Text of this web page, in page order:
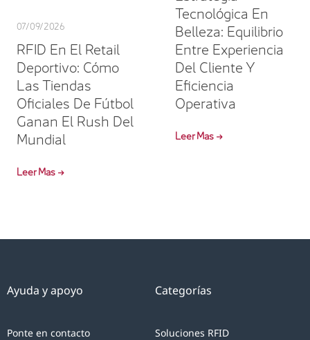
Tecnológica En
Belleza: Equilibrio
Entre Experiencia
Del Cliente Y
Eficiencia
Operativa
Leer Mas →
07/09/2026
RFID En El Retail
Deportivo: Cómo
Las Tiendas
Oficiales De Fútbol
Ganan El Rush Del
Mundial
Leer Mas →
Categorías
Soluciones RFID
Ayuda y apoyo
Ponte en contacto